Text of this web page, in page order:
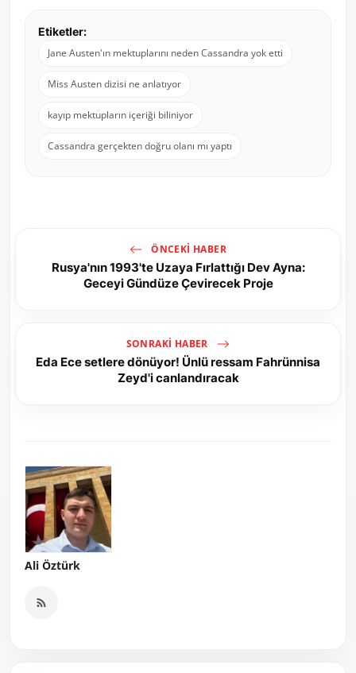
Etiketler:
Jane Austen'ın mektuplarını neden Cassandra yok etti
Miss Austen dizisi ne anlatıyor
kayıp mektupların içeriği biliniyor
Cassandra gerçekten doğru olanı mı yaptı
ÖNCEKI HABER
Rusya'nın 1993'te Uzaya Fırlattığı Dev Ayna:
Geceyi Gündüze Çevirecek Proje
SONRAKI HABER
Eda Ece setlere dönüyor! Ünlü ressam Fahrünnisa
Zeyd'i canlandıracak
Ali Öztürk